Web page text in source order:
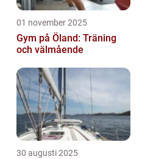
01 november 2025
Gym på Öland: Träning
och välmående
30 augusti 2025